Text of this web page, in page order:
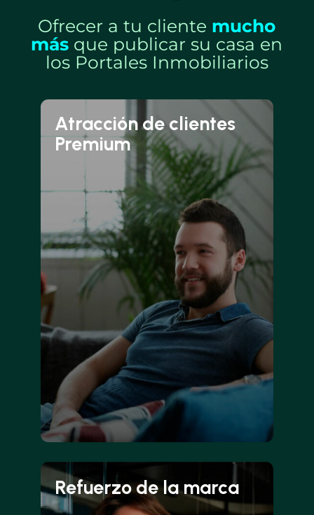
Ofrecer a tu cliente mucho
más que publicar su casa en
los Portales Inmobiliarios
Atracción de clientes
Premium
Refuerzo de la marca